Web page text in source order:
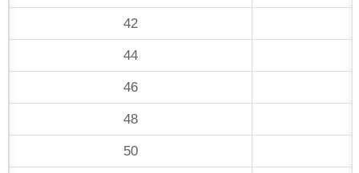
42
44
46
48
50